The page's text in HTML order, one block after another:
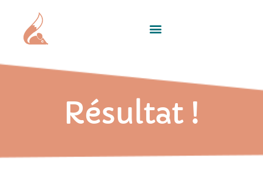
Résultat !